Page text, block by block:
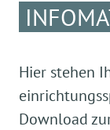
Hier stehen
Download